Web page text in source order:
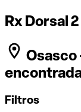
Rx Dorsal
Osasco
Filtros